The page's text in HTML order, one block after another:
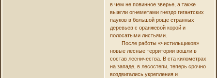
в чем не повинное зверье, а также
выжгли огнеметами гнездо гигантских
пауков в большой роще странных
деревьев с оранжевой корой и
полосатыми листьями.
После работы «чистильщиков»
новые лесные территории вошли в
состав лесничества. В ста километрах
на западе, в лесостепи, теперь срочно
воздвигались укрепления и